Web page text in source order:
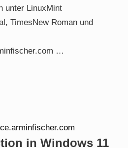
unter LinuxMint
TimesNew Roman und
…
in Windows 11